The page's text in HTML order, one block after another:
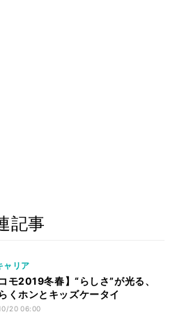
記事
ャリア
コモ2019冬春】“らしさ”が光る、
くホンとキッズケータイ
20 06:00